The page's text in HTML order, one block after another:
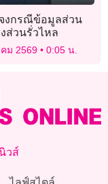
งกรณีข้อมูลส่วน
ส่วนรั่วไหล
ม 2569 0:05 น.
วส์